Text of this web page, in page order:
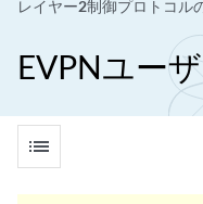
レイヤー2制御プロトコル
EVPNユー
list